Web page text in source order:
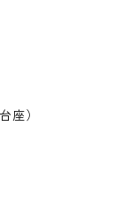
座）